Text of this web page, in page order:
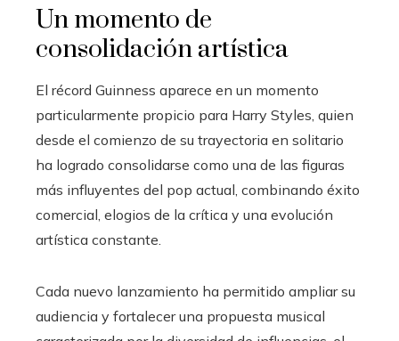
Un momento de
consolidación artística
El récord Guinness aparece en un momento
particularmente propicio para Harry Styles, quien
desde el comienzo de su trayectoria en solitario
ha logrado consolidarse como una de las figuras
más influyentes del pop actual, combinando éxito
comercial, elogios de la crítica y una evolución
artística constante.
Cada nuevo lanzamiento ha permitido ampliar su
audiencia y fortalecer una propuesta musical